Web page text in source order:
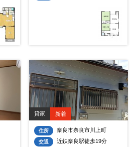
貸家 新着
住所 奈良市奈良市川上町
交通 近鉄奈良駅徒歩19分